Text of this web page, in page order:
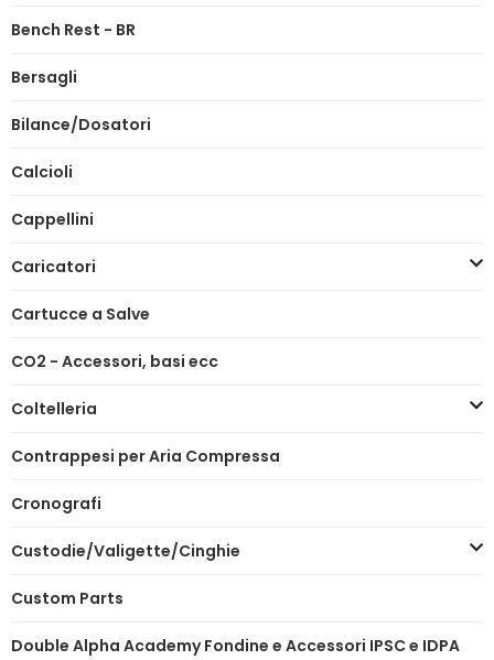
Bench Rest - BR
Bersagli
Bilance/Dosatori
Calcioli
Cappellini
Caricatori
Cartucce a Salve
CO2 - Accessori, basi ecc
Coltelleria
Contrappesi per Aria Compressa
Cronografi
Custodie/Valigette/Cinghie
Custom Parts
Double Alpha Academy Fondine e Accessori IPSC e IDPA